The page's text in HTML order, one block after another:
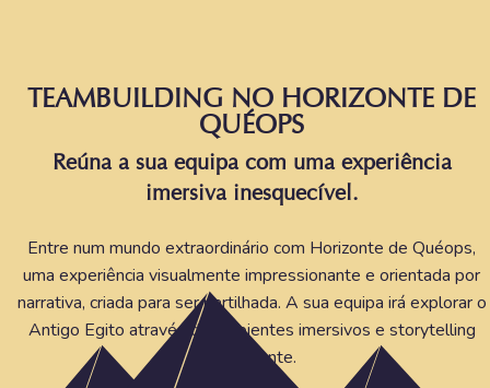
TEAMBUILDING NO HORIZONTE DE
QUÉOPS
Reúna a sua equipa com uma experiência
imersiva inesquecível.
Entre num mundo extraordinário com Horizonte de Quéops,
uma experiência visualmente impressionante e orientada por
narrativa, criada para ser partilhada. A sua equipa irá explorar o
Antigo Egito através de ambientes imersivos e storytelling
envolvente.